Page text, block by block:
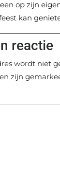
op zijn
kan
reactie
wordt niet
zijn